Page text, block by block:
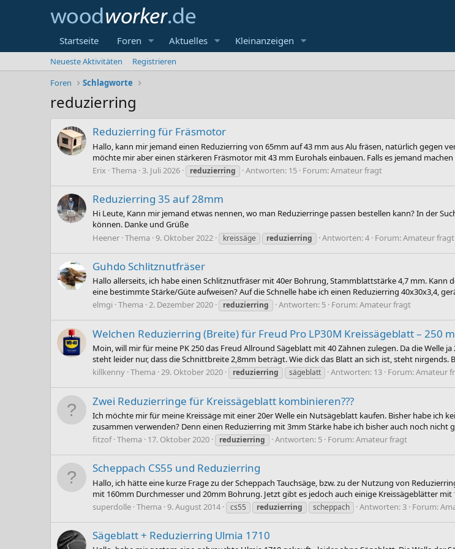
Startseite Foren Aktuelles Kleinanzeigen
Neueste Aktivitäten
Registrieren
Foren
Schlagworte
reduzierring
Reduzierring für Fräsmotor
Hallo, kann mir jemand einen Reduzierring von 65mm auf 43 mm aus Alu fräsen, natürlich gegen
möchte mir aber einen stärkeren Fräsmotor mit 43 mm Eurohals einbauen. Falls es jemand
Erix Thema 3. Juli 2026 reduzierring Antworten: 15 Forum:Amateur fragt
Reduzierring 35 auf 28mm
Hi Leute, Kann mir jemand etwas nennen, wo man Reduzierringe passen bestellen kann? In der
können. Danke und Grüße
Heener Thema 9. Oktober 2022 kreissäge reduzierring Antworten: 4 Forum:Amateur fragt
Guhdo Schlitznutfräser
Hallo allerseits, ich habe einen Schlitznutfräser mit 40er Bohrung, Stammblattstärke 4,7 mm.
eine bestimmte Stärke/Güte aufweisen? Auf die Schnelle habe ich einen Reduzierring 40x30x3,4,
elmgi Thema 2. Dezember 2020 reduzierring Antworten: 5 Forum:Amateur fragt
Welchen Reduzierring (Breite) für Freud Pro LP30M Kreissägeblatt – 250
Moin, will mir für meine PK 250 das Freud Allround Sägeblatt mit 40 Zähnen zulegen. Da die Welle
steht leider nur, dass die Schnittbreite 2,8mm beträgt. Wie dick das Blatt an sich ist, steht nirgends.
killkenny Thema 29. Oktober 2020 reduzierring sägeblatt Antworten: 13 Forum:Amateur
Zwei Reduzierringe für Kreissägeblatt kombinieren???
Ich möchte mir für meine Kreissäge mit einer 20er Welle ein Nutsägeblatt kaufen. Bisher habe ich
zusammen verwenden? Denn einen Reduzierring mit 3mm Stärke habe ich bisher auch noch nicht
fitzof Thema 17. Oktober 2020 reduzierring Antworten: 5 Forum:Amateur fragt
Scheppach CS55 und Reduzierring
Hallo, ich hätte eine kurze Frage zu der Scheppach Tauchsäge, bzw. zu der Nutzung von
mit 160mm Durchmesser und 20mm Bohrung. Jetzt gibt es jedoch auch einige Kreissägeblätter mit
superdolle Thema 9. August 2014 cs55 reduzierring scheppach Antworten: 3 Forum:
Sägeblatt + Reduzierring Ulmia 1710